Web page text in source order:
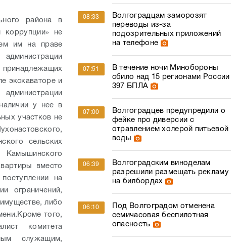
района в
коррупции» не
им на праве
принадлежащих
экскаваторе и
у нее в
участков не
сельских
вместо
на
ограничений,
либо
Кроме того,
комитета
служащим,
08:33
Волгоградцам заморозят
переводы из-за
подозрительных приложений
на телефоне
07:51
В течение ночи Минобороны
сбило над 15 регионами России
397 БПЛА
07:00
Волгоградцев предупредили о
фейке про диверсии с
отравлением холерой питьевой
воды
06:39
Волгоградским виноделам
разрешили размещать рекламу
на билбордах
06:10
Под Волгоградом отменена
семичасовая беспилотная
опасность